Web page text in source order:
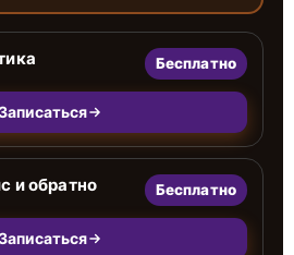
Бесплатно
и обратно Бесплатно